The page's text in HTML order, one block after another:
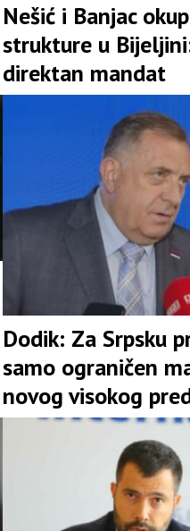
Nešić i Banjac
strukture u
direktan mandat
Dodik: Za Srpsku
samo ograničen
novog visokog